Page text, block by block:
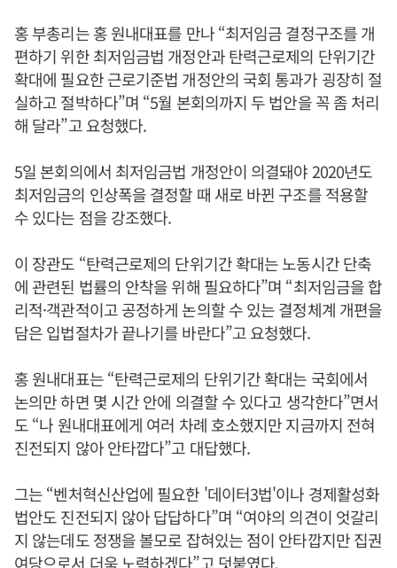
홍 부총리는 홍 원내대표를 만나 “최저임금 결정구조를 개
편하기 위한 최저임금법 개정안과 탄력근로제의 단위기간
확대에 필요한 근로기준법 개정안의 국회 통과가 굉장히 절
실하고 절박하다”며 “5월 본회의까지 두 법안을 꼭 좀 처리
해 달라”고 요청했다.
5일 본회의에서 최저임금법 개정안이 의결돼야 2020년도
최저임금의 인상폭을 결정할 때 새로 바뀐 구조를 적용할
수 있다는 점을 강조했다.
이 장관도 “탄력근로제의 단위기간 확대는 노동시간 단축
에 관련된 법률의 안착을 위해 필요하다”며 “최저임금을 합
리적·객관적이고 공정하게 논의할 수 있는 결정체계 개편을
담은 입법절차가 끝나기를 바란다”고 요청했다.
홍 원내대표는 “탄력근로제의 단위기간 확대는 국회에서
논의만 하면 몇 시간 안에 의결할 수 있다고 생각한다”면서
도 “나 원내대표에게 여러 차례 호소했지만 지금까지 전혀
진전되지 않아 안타깝다”고 대답했다.
그는 “벤처혁신산업에 필요한 '데이터3법'이나 경제활성화
법안도 진전되지 않아 답답하다”며 “여야의 의견이 엇갈리
지 않는데도 정쟁을 볼모로 잡혀있는 점이 안타깝지만 집권
여당으로서 더욱 노력하겠다”고 덧붙였다.